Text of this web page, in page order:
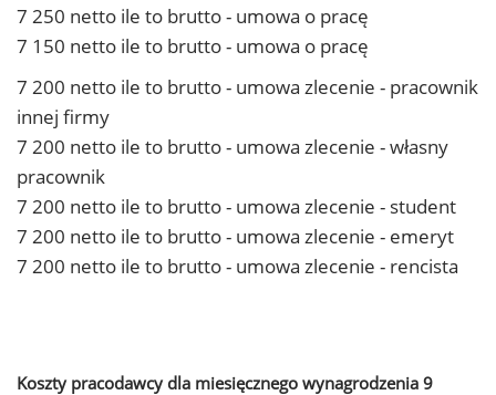
7 250 netto ile to brutto - umowa o pracę
7 150 netto ile to brutto - umowa o pracę
7 200 netto ile to brutto - umowa zlecenie - pracownik
innej firmy
7 200 netto ile to brutto - umowa zlecenie - własny
pracownik
7 200 netto ile to brutto - umowa zlecenie - student
7 200 netto ile to brutto - umowa zlecenie - emeryt
7 200 netto ile to brutto - umowa zlecenie - rencista
Koszty pracodawcy dla miesięcznego wynagrodzenia 9